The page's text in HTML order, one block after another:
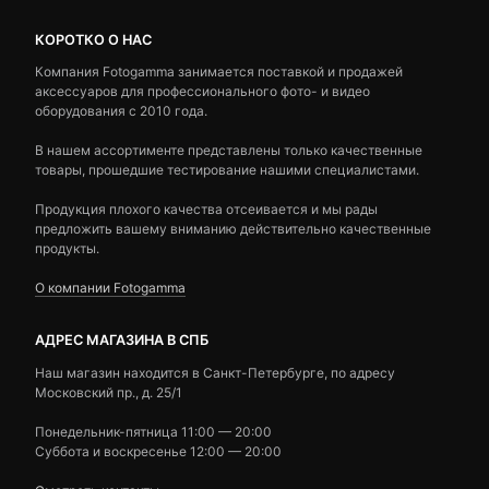
КОРОТКО О НАС
Компания Fotogamma занимается поставкой и продажей
аксессуаров для профессионального фото- и видео
оборудования с 2010 года.
В нашем ассортименте представлены только качественные
товары, прошедшие тестирование нашими специалистами.
Продукция плохого качества отсеивается и мы рады
предложить вашему вниманию действительно качественные
продукты.
О компании Fotogamma
АДРЕС МАГАЗИНА В СПБ
Наш магазин находится в Санкт-Петербурге, по адресу
Московский пр., д. 25/1
Понедельник-пятница 11:00 — 20:00
Суббота и воскресенье 12:00 — 20:00